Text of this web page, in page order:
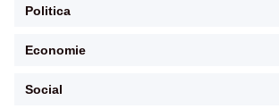
Politica
Economie
Social